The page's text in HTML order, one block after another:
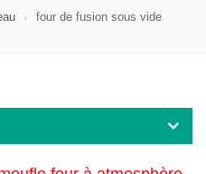
four de fusion sous vide